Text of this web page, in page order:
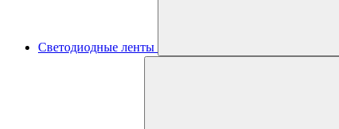
Светодиодные ленты